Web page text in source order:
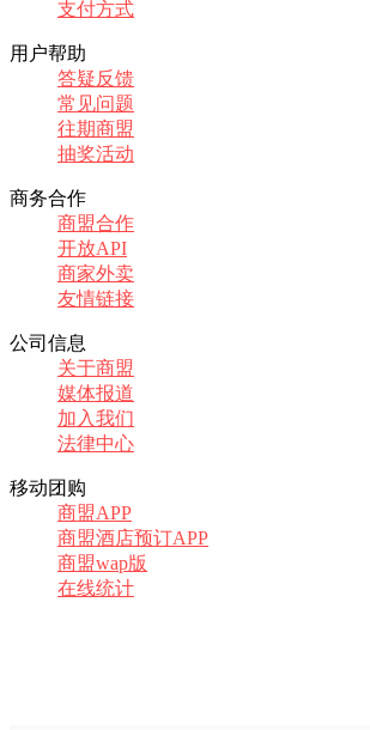
支付方式
用户帮助
答疑反馈
常见问题
往期商盟
抽奖活动
商务合作
商盟合作
开放API
商家外卖
友情链接
公司信息
关于商盟
媒体报道
加入我们
法律中心
移动团购
商盟APP
商盟酒店预订APP
商盟wap版
在线统计